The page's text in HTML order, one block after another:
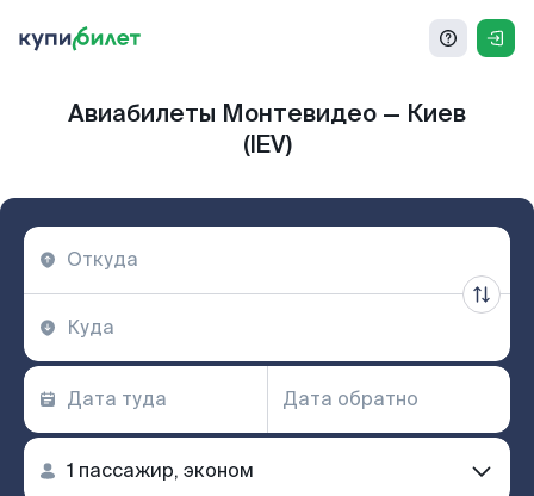
Авиабилеты Монтевидео — Киев
(IEV)